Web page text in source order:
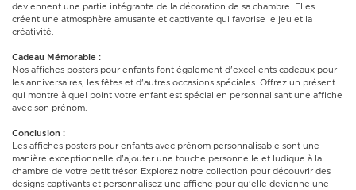
deviennent une partie intégrante de la décoration de sa chambre. Elles
créent une atmosphère amusante et captivante qui favorise le jeu et la
créativité.
Cadeau Mémorable :
Nos affiches posters pour enfants font également d'excellents cadeaux pour
les anniversaires, les fêtes et d'autres occasions spéciales. Offrez un présent
qui montre à quel point votre enfant est spécial en personnalisant une affiche
avec son prénom.
Conclusion :
Les affiches posters pour enfants avec prénom personnalisable sont une
manière exceptionnelle d'ajouter une touche personnelle et ludique à la
chambre de votre petit trésor. Explorez notre collection pour découvrir des
designs captivants et personnalisez une affiche pour qu'elle devienne une